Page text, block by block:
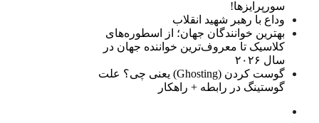
سورپرایزها!
وداع با رهبر شهید انقلاب
بهترین خوانندگان جهان؛ از اسطوره‌های
کلاسیک تا معروف‌ترین خواننده جهان در
سال ۲۰۲۶
گوست کردن (Ghosting) یعنی چی؟ علت
گوستینگ در رابطه + راهکار